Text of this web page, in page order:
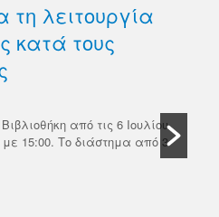
τη λειτουργία
κατά τους
από τις 6 Ιουλίου
με 15:00. Το διάστημα από 3